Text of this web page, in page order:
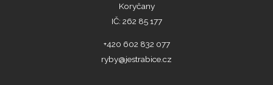
Koryčany
IČ: 262 85 177
+420 602 832 077
ryby@jestrabice.cz